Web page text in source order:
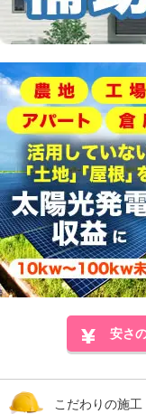
安さ
こだわりの施工